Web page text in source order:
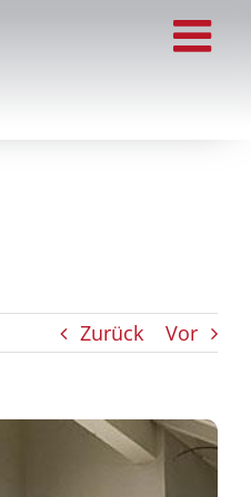
Zurück Vor